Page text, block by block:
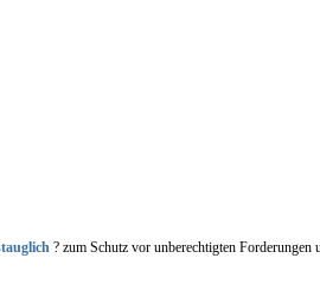
? zum Schutz vor unberechtigten